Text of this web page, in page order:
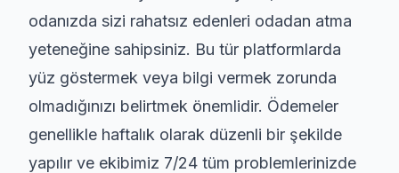
odanızda sizi rahatsız edenleri odadan atma
yeteneğine sahipsiniz. Bu tür platformlarda
yüz göstermek veya bilgi vermek zorunda
olmadığınızı belirtmek önemlidir. Ödemeler
genellikle haftalık olarak düzenli bir şekilde
yapılır ve ekibimiz 7/24 tüm problemlerinizde